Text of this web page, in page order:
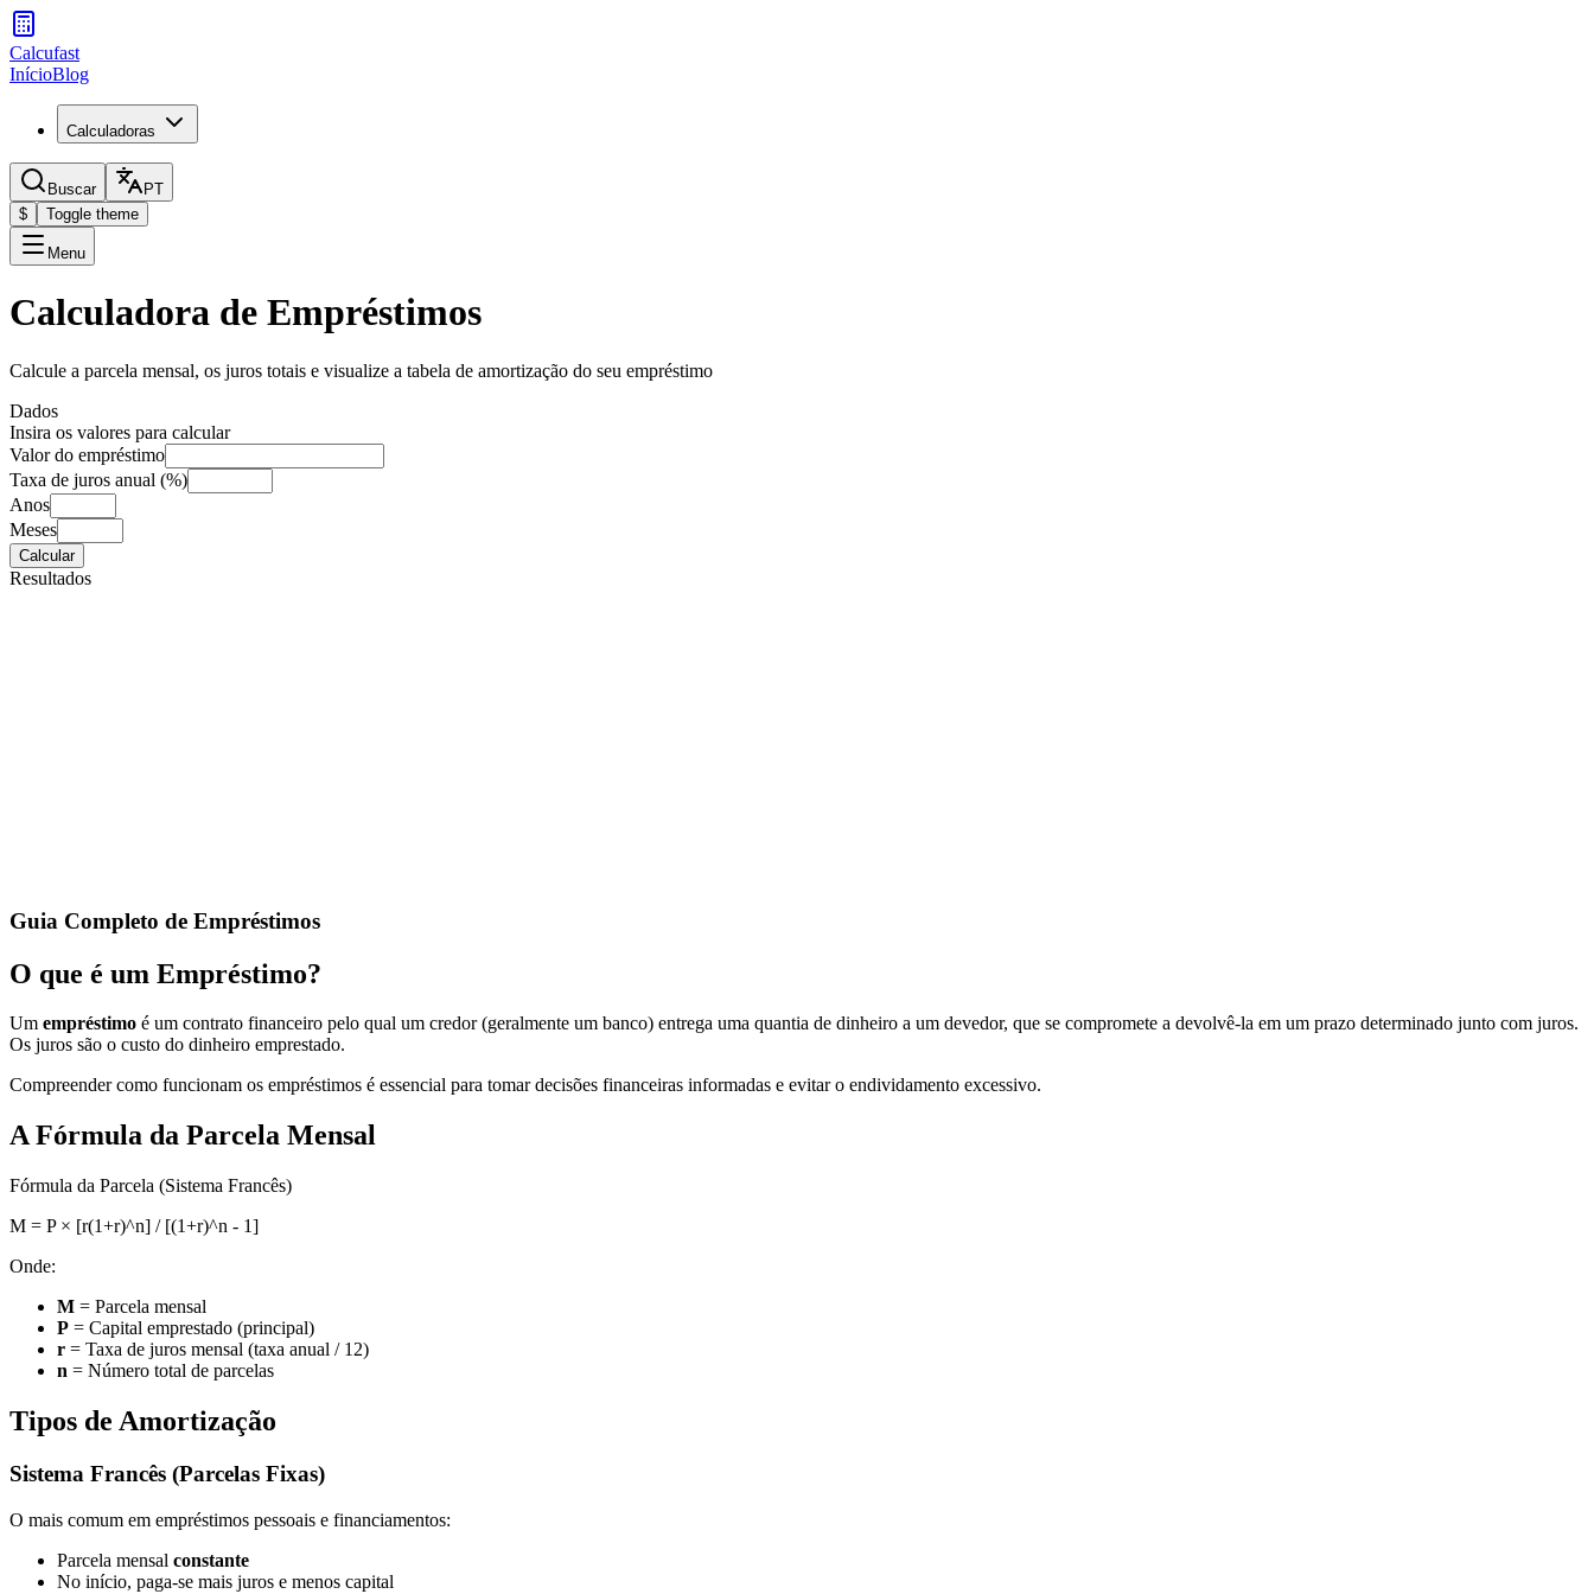
Calcufast
InícioBlog
Calculadoras
Buscar
PT
$
Toggle theme
Menu
Calculadora de Empréstimos
Calcule a parcela mensal, os juros totais e visualize a tabela de amortização do seu empréstimo
Dados
Insira os valores para calcular
Valor do empréstimo
Taxa de juros anual (%)
Anos
Meses
Calcular
Resultados
Guia Completo de Empréstimos
O que é um Empréstimo?
Um empréstimo é um contrato financeiro pelo qual um credor (geralmente um banco) entrega uma quantia de dinheiro a um devedor, que se compromete a devolvê-la em um prazo determinado junto com juros.
Os juros são o custo do dinheiro emprestado.
Compreender como funcionam os empréstimos é essencial para tomar decisões financeiras informadas e evitar o endividamento excessivo.
A Fórmula da Parcela Mensal
Fórmula da Parcela (Sistema Francês)
M = P × [r(1+r)^n] / [(1+r)^n - 1]
Onde:
M = Parcela mensal
P = Capital emprestado (principal)
r = Taxa de juros mensal (taxa anual / 12)
n = Número total de parcelas
Tipos de Amortização
Sistema Francês (Parcelas Fixas)
O mais comum em empréstimos pessoais e financiamentos:
Parcela mensal constante
No início, paga-se mais juros e menos capital